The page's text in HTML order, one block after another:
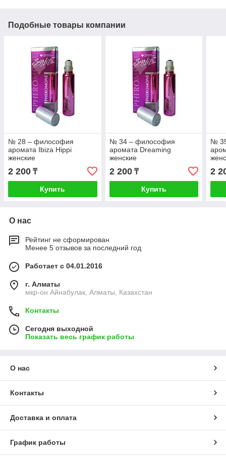
Подобные товары компании
№ 28 – философия
аромата Ibiza Hippi
женские
2 200 ₸
Купить
№ 34 – философия
аромата Dreaming
женские
2 200₸
Купить
№
2
О нас
Рейтинг не сформирован
Менее 5 отзывов за последний год
Работает с 04.01.2016
г. Алматы
мкр-он Айнабулак, Алматы, Казахстан
Контакты
Сегодня выходной
Показать весь график работы
О нас
Контакты
Доставка и оплата
График работы